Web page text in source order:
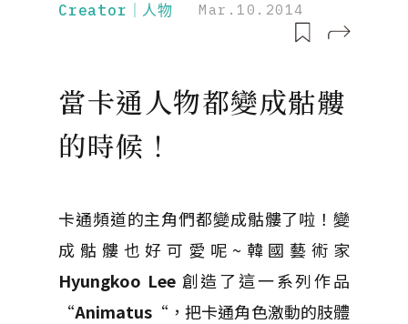
Creator｜人物 Mar.10.2014
當卡通人物都變成骷髏
的時候！
卡通頻道的主角們都變成骷髏了啦！變
成骷髏也好可愛呢~韓國藝術家
Hyungkoo Lee 創造了這一系列作品
“Animatus “，把卡通角色激動的肢體